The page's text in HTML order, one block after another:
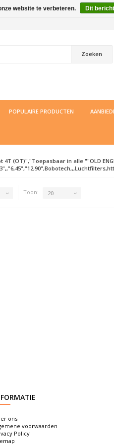
Zoeken
POPULAIRE PRODUCTEN
(OT)","Toepasbaar in alle ""OLD
Toon: 20
ons
voorwaarden
Policy
website te verbeteren. Dit